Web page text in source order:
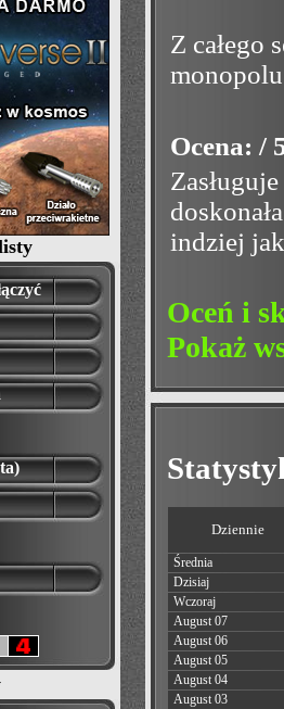
Z całego
Ocena: /
indziej
Oceń i
Pokaż
Dziennie
Średnia
Dzisiaj
Wczoraj
August 07
August 06
August 05
August 04
August 03